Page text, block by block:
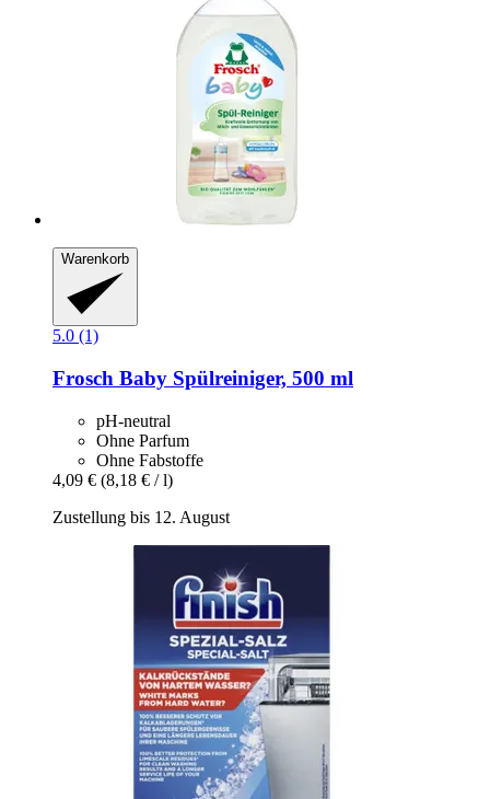
Warenkorb
5.0 (1)
Frosch Baby Spülreiniger, 500 ml
pH-neutral
Ohne Parfum
Ohne Fabstoffe
4,09 € (8,18 € / l)
Zustellung bis 12. August